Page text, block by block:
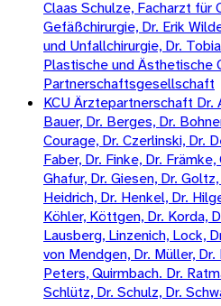
Claas Schulze, Facharzt für
Gefäßchirurgie, Dr. Erik
und Unfallchirurgie, Dr.
Plastische und Ästhetische
Partnerschaftsgesellschaft
KCU Ärztepartnerschaft Dr.
Bauer, Dr. Berges, Dr.
Courage, Dr. Czerlinski, Dr.
Faber, Dr. Finke, Dr.
Ghafur, Dr. Giesen, Dr.
Heidrich, Dr. Henkel, Dr.
Köhler, Köttgen, Dr. Korda,
Lausberg, Linzenich, Lock,
von Mendgen, Dr. Müller,
Peters, Quirmbach. Dr.
Schlütz, Dr. Schulz, Dr.